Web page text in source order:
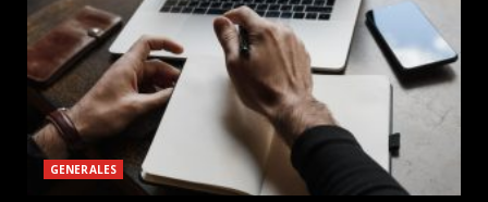
GENERALES